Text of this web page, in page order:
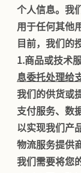
个人信息。我
用于任何其他
目前，我们的
1.商品或技术
息委托处理给
我们的供货或
支付服务、数
以实现我们产
物流服务提供
我们需要将您